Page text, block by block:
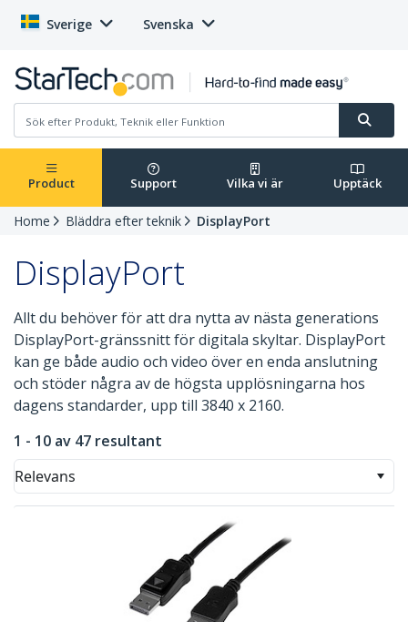
Sverige Svenska
Product Support Vilka vi är Upptäck
Home Bläddra efter teknik DisplayPort
DisplayPort
Allt du behöver för att dra nytta av nästa generations
DisplayPort-gränssnitt för digitala skyltar. DisplayPort
kan ge både audio och video över en enda anslutning
och stöder några av de högsta upplösningarna hos
dagens standarder, upp till 3840 x 2160.
1 - 10 av 47 resultant
Relevans